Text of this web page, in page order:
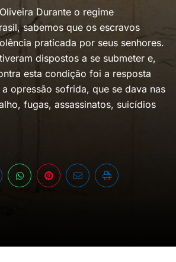
Durante o regime
sabemos que os escravos
praticada por seus senhores.
dispostos a se submeter e,
esta condição foi a resposta
opressão sofrida, que se dava nas
fugas, assassinatos, suicídios